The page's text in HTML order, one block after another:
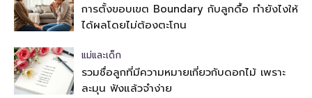
การตั้งขอบเขต Boundary กับลูกดื้อ ทำยังไงให้
ได้ผลโดยไม่ต้องตะโกน
แม่และเด็ก
รวมชื่อลูกที่มีความหมายเกี่ยวกับดอกไม้ เพราะ
ละมุน ฟังแล้วจำง่าย